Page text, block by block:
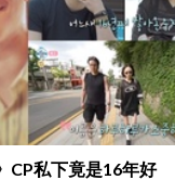
CP私下竟是16年好